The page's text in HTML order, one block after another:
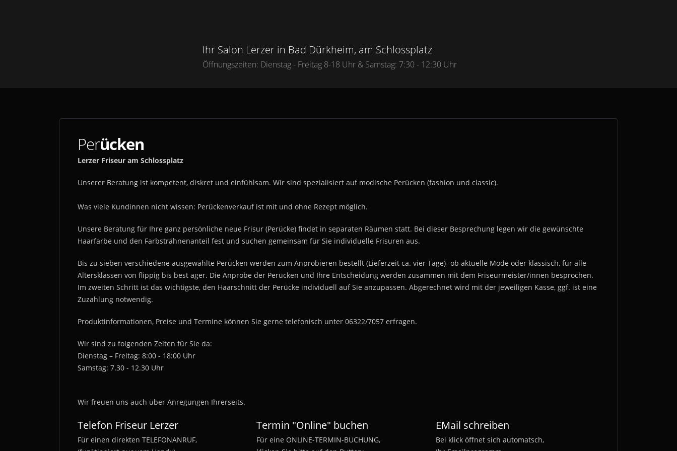
Ihr Salon Lerzer in Bad Dürkheim, am Schlossplatz
Öffnungszeiten: Dienstag - Freitag 8-18 Uhr & Samstag: 7:30 - 12:30 Uhr
Perücken
Lerzer Friseur am Schlossplatz
Unserer Beratung ist kompetent, diskret und einfühlsam. Wir sind spezialisiert auf modische Perücken (fashion und classic).
Was viele Kundinnen nicht wissen: Perückenverkauf ist mit und ohne Rezept möglich.
Unsere Beratung für Ihre ganz persönliche neue Frisur (Perücke) findet in separaten Räumen statt. Bei dieser Besprechung legen wir die gewünschte
Haarfarbe und den Farbsträhnenanteil fest und suchen gemeinsam für Sie individuelle Frisuren aus.
Bis zu sieben verschiedene ausgewählte Perücken werden zum Anprobieren bestellt (Lieferzeit ca. vier Tage)- ob aktuelle Mode oder klassisch, für alle
Altersklassen von flippig bis best ager. Die Anprobe der Perücken und Ihre Entscheidung werden zusammen mit dem Friseurmeister/innen besprochen.
Im zweiten Schritt ist das wichtigste, den Haarschnitt der Perücke individuell auf Sie anzupassen. Abgerechnet wird mit der jeweiligen Kasse, ggf. ist eine
Zuzahlung notwendig.
Produktinformationen, Preise und Termine können Sie gerne telefonisch unter 06322/7057 erfragen.
Wir sind zu folgenden Zeiten für Sie da:
Dienstag – Freitag: 8:00 - 18:00 Uhr
Samstag: 7.30 - 12.30 Uhr
Wir freuen uns auch über Anregungen Ihrerseits.
Telefon Friseur Lerzer
Für einen direkten TELEFONANRUF,
Termin "Online" buchen
Für eine ONLINE-TERMIN-BUCHUNG,
EMail schreiben
Bei klick öffnet sich automatsch,